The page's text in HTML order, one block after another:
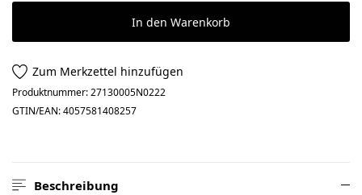
In den Warenkorb
Zum Merkzettel hinzufügen
Produktnummer:27130005N0222
GTIN/EAN:4057581408257
Beschreibung